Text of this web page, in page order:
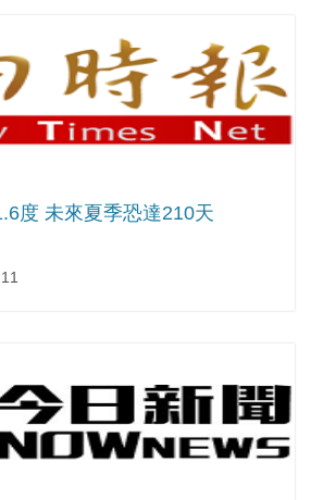
度 未來夏季恐達210天